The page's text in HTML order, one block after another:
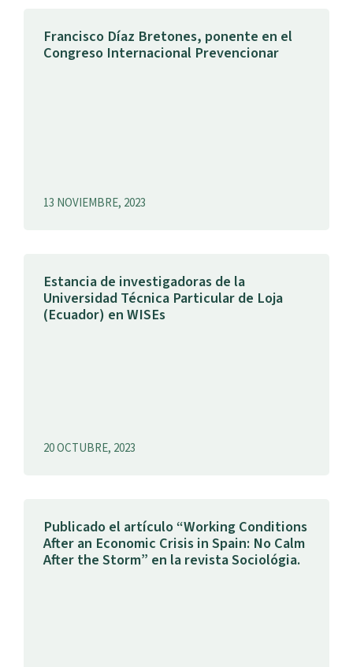
Francisco Díaz Bretones, ponente en el
Congreso Internacional Prevencionar
13 NOVIEMBRE, 2023
Estancia de investigadoras de la
Universidad Técnica Particular de Loja
(Ecuador) en WISEs
20 OCTUBRE, 2023
Publicado el artículo “Working Conditions
After an Economic Crisis in Spain: No Calm
After the Storm” en la revista Sociológia.